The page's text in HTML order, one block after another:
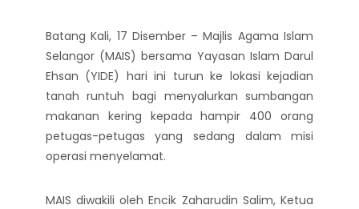
Batang Kali, 17 Disember – Majlis Agama Islam
Selangor (MAIS) bersama Yayasan Islam Darul
Ehsan (YIDE) hari ini turun ke lokasi kejadian
tanah runtuh bagi menyalurkan sumbangan
makanan kering kepada hampir 400 orang
petugas-petugas yang sedang dalam misi
operasi menyelamat.
MAIS diwakili oleh Encik Zaharudin Salim, Ketua